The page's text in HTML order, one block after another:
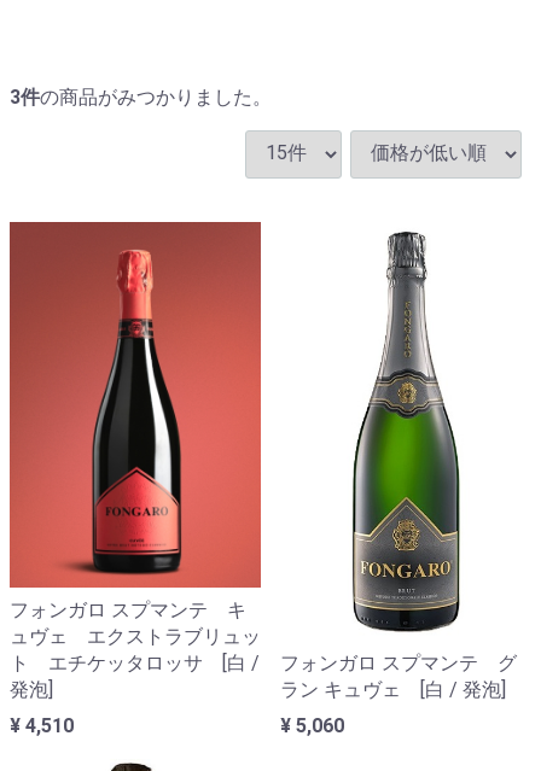
3件の商品がみつかりました。
フォンガロ スプマンテ キ
ュヴェ エクストラブリュッ
ト エチケッタロッサ [白 /
発泡]
¥ 4,510
フォンガロ スプマンテ グ
ラン キュヴェ [白 / 発泡]
¥ 5,060